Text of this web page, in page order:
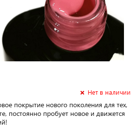
Нет в наличии
покрытие нового поколения для тех,
постоянно пробует новое и движется